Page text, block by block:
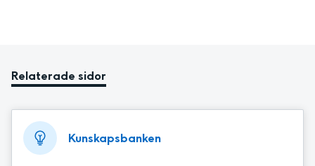
Relaterade sidor
Kunskapsbanken